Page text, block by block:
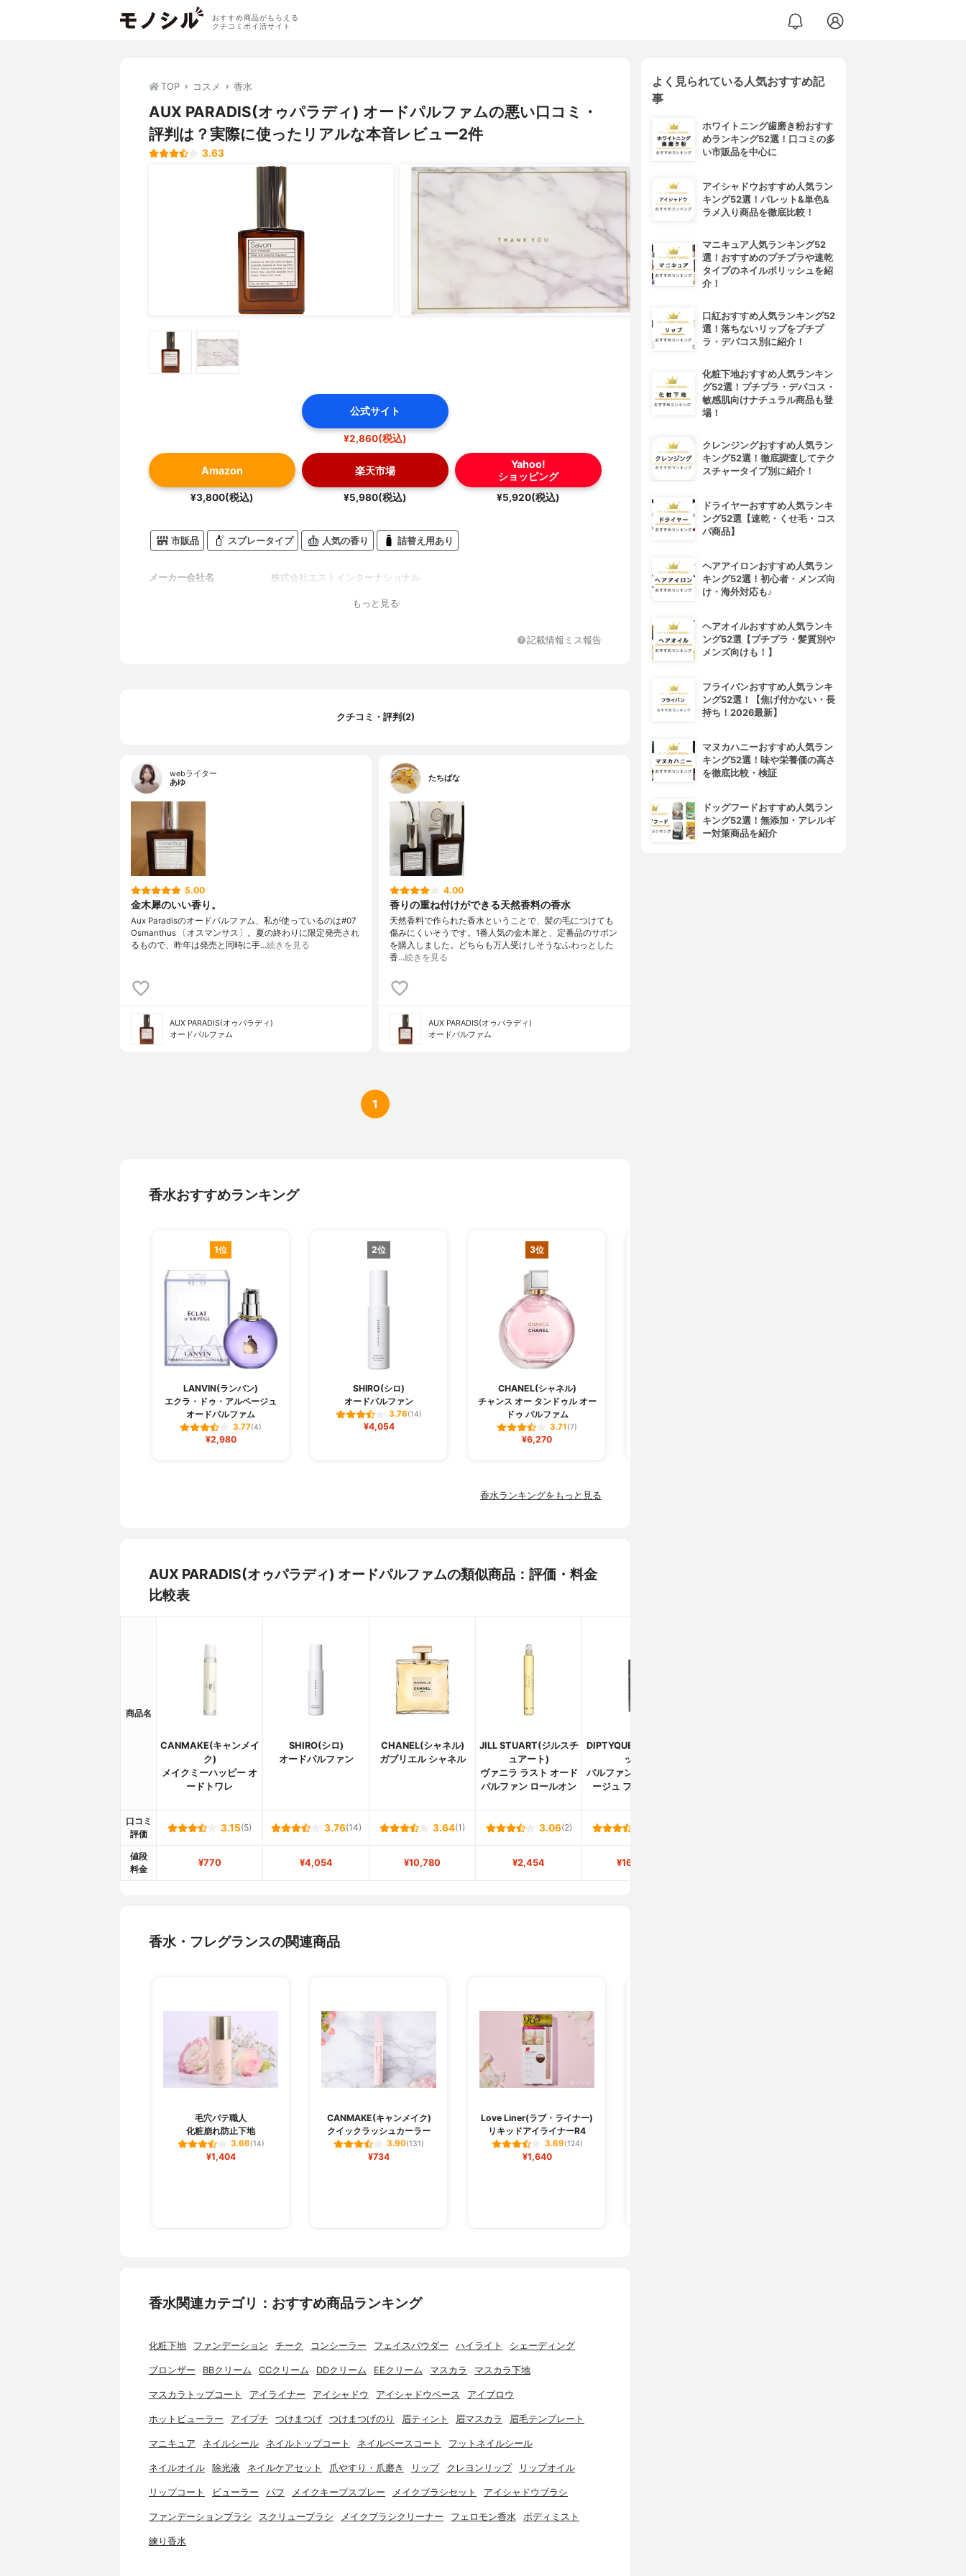
おすすめ商品がもらえる
クチコミポイ活サイト
TOP コスメ 香水
AUX PARADIS(オゥパラディ) オードパルファムの悪い口コミ・
評判は？実際に使ったリアルな本音レビュー2件
3.63
公式サイト
¥2,860(税込)
Amazon
¥3,800(税込)
楽天市場
¥5,980(税込)
Yahoo!
ショッピング
¥5,920(税込)
市販品 スプレータイプ 人気の香り 詰替え用あり
メーカー会社名 株式会社エストインターナショナル
もっと見る
記載情報ミス報告
クチコミ・評判(2)
webライター
あゆ
5.00
金木犀のいい香り。
Aux Paradisのオードパルファム、私が使っているのは#07
Osmanthus 〔オスマンサス〕。夏の終わりに限定発売され
るもので、昨年は発売と同時に手…続きを見る
AUX PARADIS(オゥパラディ)
オードパルファム
たちばな
4.00
香りの重ね付けができる天然香料の香水
天然香料で作られた香水ということで、髪の毛につけても
傷みにくいそうです。1番人気の金木犀と、定番品のサボン
を購入しました。どちらも万人受けしそうなふわっとした
香…続きを見る
AUX PARADIS(オゥパラディ)
オードパルファム
1
香水おすすめランキング
1位
LANVIN(ランバン)
エクラ・ドゥ・アルページュ
オードパルファム
3.77(4)
¥2,980
2位
SHIRO(シロ)
オードパルファン
3.76(14)
¥4,054
3位
CHANEL(シャネル)
チャンス オー タンドゥル オー
ドゥ パルファム
3.71(7)
¥6,270
香水ランキングをもっと見る
AUX PARADIS(オゥパラディ) オードパルファムの類似商品：評価・料金
比較表
商品名
CANMAKE(キャンメイ
ク)
メイクミーハッピー オ
ードトワレ
SHIRO(シロ)
オードパルファン
CHANEL(シャネル)
ガブリエル シャネル
JILL STUART(ジルスチ
ュアート)
ヴァニラ ラスト オード
パルファン ロールオン
DIPTYQUE(ディプティ
ック)
パルファン ド ヴォワヤ
ージュ フィロシコス
口コミ
評価
3.15(5) 3.76(14) 3.64(1) 3.06(2)
値段
料金
¥770 ¥4,054 ¥10,780 ¥2,454 ¥16,500
香水・フレグランスの関連商品
毛穴パテ職人
化粧崩れ防止下地
3.66(14)
¥1,404
CANMAKE(キャンメイク)
クイックラッシュカーラー
3.90(131)
¥734
Love Liner(ラブ・ライナー)
リキッドアイライナーR4
3.69(124)
¥1,640
香水関連カテゴリ：おすすめ商品ランキング
化粧下地 ファンデーション チーク コンシーラー フェイスパウダー ハイライト シェーディング
ブロンザー BBクリーム CCクリーム DDクリーム EEクリーム マスカラ マスカラ下地
マスカラトップコート アイライナー アイシャドウ アイシャドウベース アイブロウ
ホットビューラー アイプチ つけまつげ つけまつげのり 眉ティント 眉マスカラ 眉毛テンプレート
マニキュア ネイルシール ネイルトップコート ネイルベースコート フットネイルシール
ネイルオイル 除光液 ネイルケアセット 爪やすり・爪磨き リップ クレヨンリップ リップオイル
リップコート ビューラー パフ メイクキープスプレー メイクブラシセット アイシャドウブラシ
ファンデーションブラシ スクリューブラシ メイクブラシクリーナー フェロモン香水 ボディミスト
練り香水
よく見られている人気おすすめ記
事
ホワイトニング歯磨き粉おすす
めランキング52選！口コミの多
い市販品を中心に
アイシャドウおすすめ人気ラン
キング52選！パレット&単色&
ラメ入り商品を徹底比較！
マニキュア人気ランキング52
選！おすすめのプチプラや速乾
タイプのネイルポリッシュを紹
介！
口紅おすすめ人気ランキング52
選！落ちないリップをプチプ
ラ・デパコス別に紹介！
化粧下地おすすめ人気ランキン
グ52選！プチプラ・デパコス・
敏感肌向けナチュラル商品も登
場！
クレンジングおすすめ人気ラン
キング52選！徹底調査してテク
スチャータイプ別に紹介！
ドライヤーおすすめ人気ランキ
ング52選【速乾・くせ毛・コス
パ商品】
ヘアアイロンおすすめ人気ラン
キング52選！初心者・メンズ向
け・海外対応も♪
ヘアオイルおすすめ人気ランキ
ング52選【プチプラ・髪質別や
メンズ向けも！】
フライパンおすすめ人気ランキ
ング52選！【焦げ付かない・長
持ち！2026最新】
マヌカハニーおすすめ人気ラン
キング52選！味や栄養価の高さ
を徹底比較・検証
ドッグフードおすすめ人気ラン
キング52選！無添加・アレルギ
ー対策商品を紹介